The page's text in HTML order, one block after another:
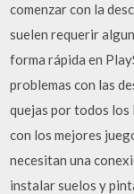
comenzar con la
suelen requerir
forma rápida en
problemas con las
quejas por todos los
con los mejores
necesitan una
instalar suelos y